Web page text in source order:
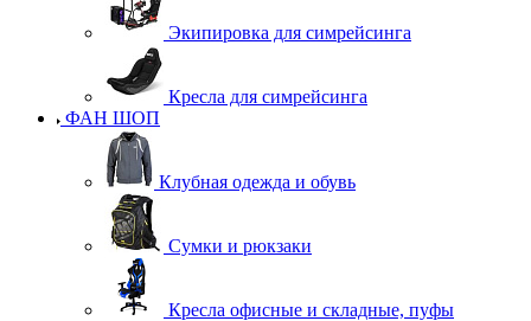
Экипировка для симрейсинга
Кресла для симрейсинга
ФАН ШОП
Клубная одежда и обувь
Сумки и рюкзаки
Кресла офисные и складные, пуфы